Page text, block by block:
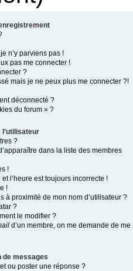
n’y parviens pas !
pas me connecter !
?
mais je ne peux plus me connecter ?!
déconnecté ?
du forum » ?
?
dans la liste des membres
!
l’heure est toujours incorrecte !
!
à proximité de mon nom d’utilisateur ?
?
le modifier ?
d’un membre, on me demande de me
de messages
ou poster une réponse ?